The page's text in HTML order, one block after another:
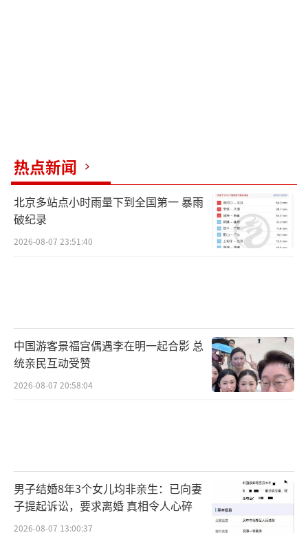
迎，因为人们既尊重他作为球员的能力，也敬
重他的人品。不过，在比赛中，西汉姆联不会
祝他好运，因为他们想赢球。
（责任编辑：zhangxiao
hua）
热点新闻
北京多站点小时雨量下到全国第一 暴雨
破纪录
2026-08-07 23:51:40
中国游客景福宫偶遇李在明一起合影 总
统亲民互动受赞
2026-08-07 20:58:04
男子结婚8年3个女儿均非亲生：已向妻
子提起诉讼，要求离婚 真相令人心碎
2026-08-07 13:00:37